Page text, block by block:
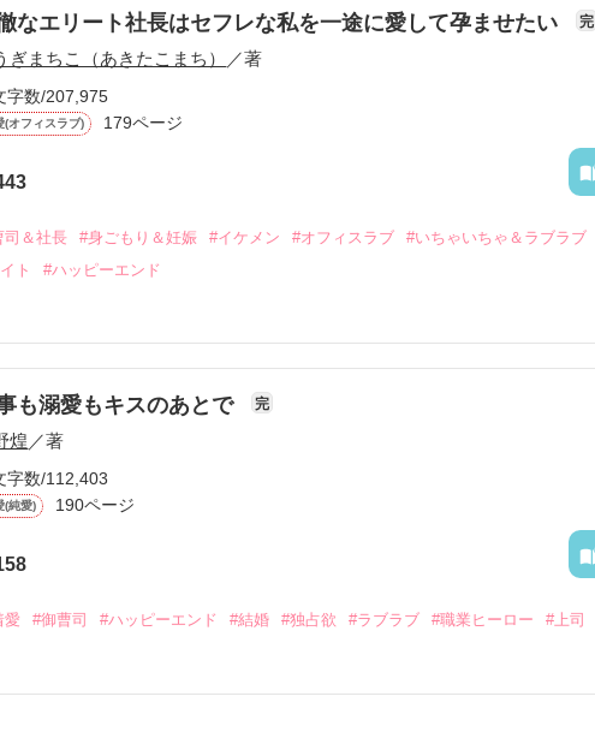
かけに二人の関係は壊れてしまう。
美桜は両親の離婚によって
とも離れ離れになった。
てしまった。
知った哲平は
』と真っ直ぐに告げてきた。
がストーカー被害に
同居を提案してきて――。
)
時間が、再び動き出す。
なエリート社長はセフレな私を一途に愛して孕ませたい 完
ぎまちこ（あきたこまち） ／著
字数/207,975
(オフィスラブ) 179ページ
司＆社長 #身ごもり＆妊娠 #イケメン #オフィスラブ
#いちゃいちゃ＆ラブラブ
ト #ハッピーエンド
、酒の勢いもあり一夜限りの関係となる。
でワンナイトした美青年と再会。なんと彼の正体は、とある財閥御曹司に
起業した新進気鋭の実業家、社内でも冷徹だと評判な社長――御影恭司その
世話係を命じられた美桜は、猫の世話を口実にしばしば呼び出された上、二
も溺愛もキスのあとで 完
煌／著
字数/112,403
(純愛) 190ページ
愛 #御曹司 #ハッピーエンド #結婚 #独占欲 #ラブラブ #職業ヒーロー #上司